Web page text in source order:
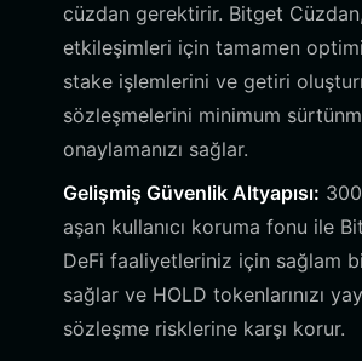
cüzdan gerektirir. Bitget
etkileşimleri için tamamen
stake işlemlerini ve getiri
sözleşmelerini minimum
onaylamanızı sağlar.
Gelişmiş Güvenlik Altyapısı:
aşan kullanıcı koruma fonu ile
DeFi faaliyetleriniz için sağlam
sağlar ve HOLD tokenlarınızı
sözleşme risklerine karşı korur.